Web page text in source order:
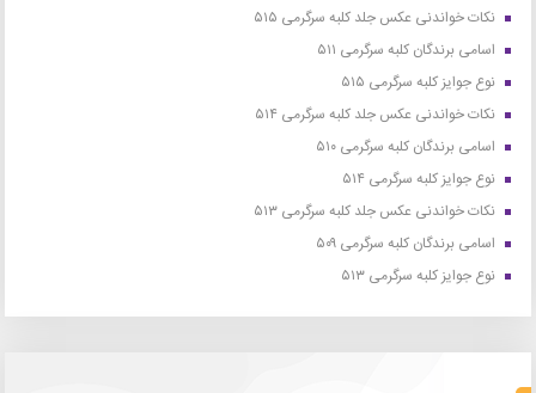
نکات خواندنی عکس جلد کلبه سرگرمی ۵۱۵
اسامی برندگان کلبه سرگرمی ۵۱۱
نوع جوایز کلبه سرگرمی ۵۱۵
نکات خواندنی عکس جلد کلبه سرگرمی ۵۱۴
اسامی برندگان کلبه سرگرمی ۵۱۰
نوع جوایز کلبه سرگرمی ۵۱۴
نکات خواندنی عکس جلد کلبه سرگرمی ۵۱۳
اسامی برندگان کلبه سرگرمی ۵۰۹
نوع جوایز کلبه سرگرمی ۵۱۳